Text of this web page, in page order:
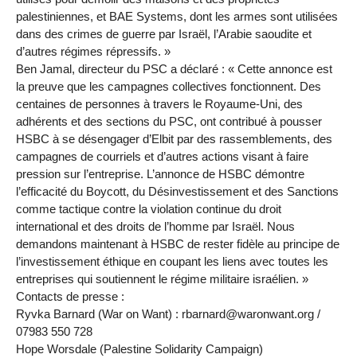
palestiniennes, et BAE Systems, dont les armes sont utilisées
dans des crimes de guerre par Israël, l’Arabie saoudite et
d’autres régimes répressifs. »
Ben Jamal, directeur du PSC a déclaré : « Cette annonce est
la preuve que les campagnes collectives fonctionnent. Des
centaines de personnes à travers le Royaume-Uni, des
adhérents et des sections du PSC, ont contribué à pousser
HSBC à se désengager d’Elbit par des rassemblements, des
campagnes de courriels et d’autres actions visant à faire
pression sur l’entreprise. L’annonce de HSBC démontre
l’efficacité du Boycott, du Désinvestissement et des Sanctions
comme tactique contre la violation continue du droit
international et des droits de l’homme par Israël. Nous
demandons maintenant à HSBC de rester fidèle au principe de
l’investissement éthique en coupant les liens avec toutes les
entreprises qui soutiennent le régime militaire israélien. »
Contacts de presse :
Ryvka Barnard (War on Want) : rbarnard@waronwant.org /
07983 550 728
Hope Worsdale (Palestine Solidarity Campaign)